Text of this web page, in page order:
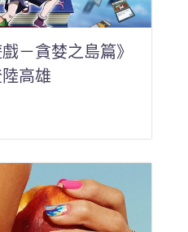
－貪婪之島篇》
高雄